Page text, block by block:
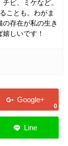
ビ、ミケなど。
ことも。わがま
存在が私の生き
しいです！
0